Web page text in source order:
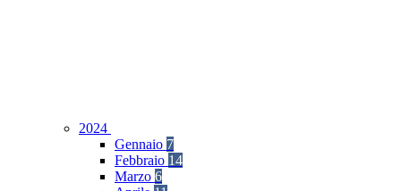
2024
Gennaio 7
Febbraio 14
Marzo 6